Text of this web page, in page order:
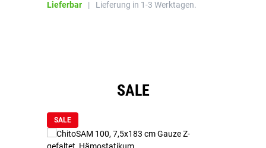
Lieferbar |
Lieferung in 1-3 Werktagen.
SALE
SALE